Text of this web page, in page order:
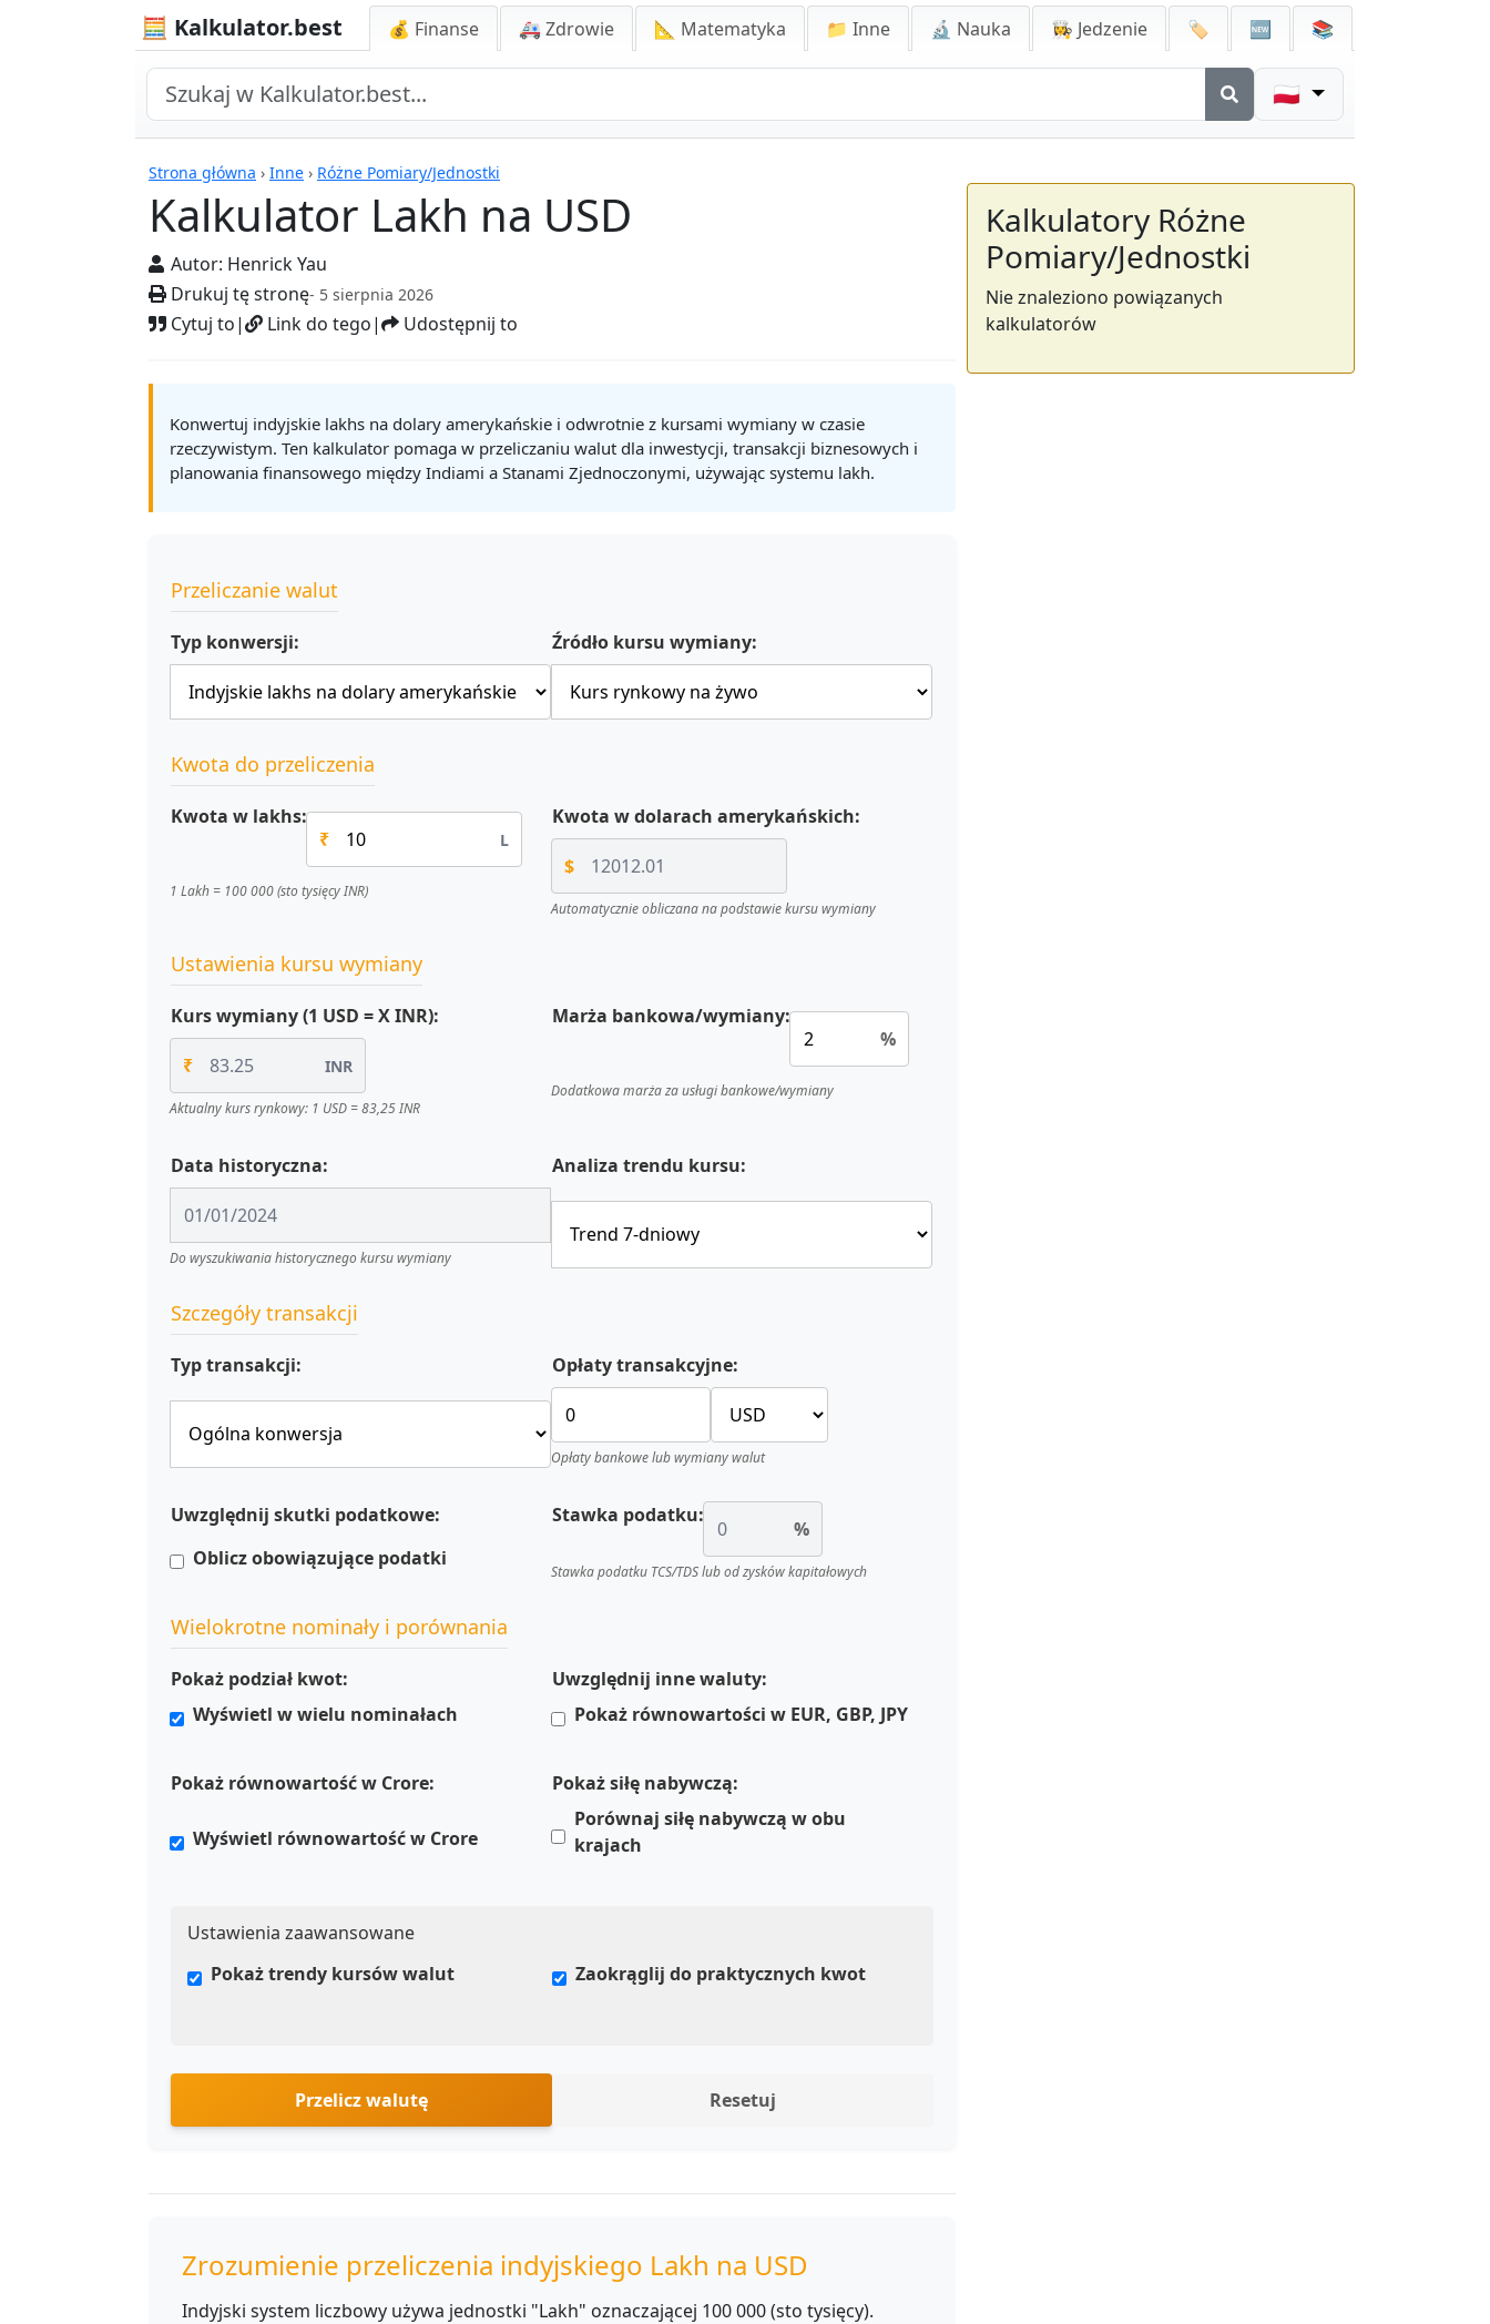
🧮 Kalkulator.best 💰 Finanse 🚑 Zdrowie 📐 Matematyka 📁 Inne 🔬 Nauka 👩‍🍳 Jedzenie 🏷️ 🆕 📚
🇵🇱
Strona główna › Inne › Różne Pomiary/Jednostki
Kalkulator Lakh na USD
Autor: Henrick Yau
Drukuj tę stronę- 5 sierpnia 2026
Cytuj to| Link do tego| Udostępnij to
Kalkulatory
Konwertuj indyjskie lakhs na dolary amerykańskie i odwrotnie z kursami wymiany w czasie
rzeczywistym. Ten kalkulator pomaga w przeliczaniu walut dla inwestycji, transakcji biznesowych i
planowania finansowego między Indiami a Stanami Zjednoczonymi, używając systemu lakh.
Przeliczanie walut
Typ konwersji: Źródło kursu wymiany:
Kwota do przeliczenia
Kwota w lakhs:
₹
L
1 Lakh = 100 000 (sto tysięcy INR)
Kwota w dolarach amerykańskich:
$
Automatycznie obliczana na podstawie kursu wymiany
Ustawienia kursu wymiany
Kurs wymiany (1 USD = X INR):
₹ INR
Aktualny kurs rynkowy: 1 USD = 83,25 INR
Marża bankowa/wymiany:
%
Dodatkowa marża za usługi bankowe/wymiany
Data historyczna:
Do wyszukiwania historycznego kursu wymiany
Analiza trendu kursu:
Szczegóły transakcji
Typ transakcji: Opłaty transakcyjne:
Opłaty bankowe lub wymiany walut
Uwzględnij skutki podatkowe:
Oblicz obowiązujące podatki
Stawka podatku:
%
Stawka podatku TCS/TDS lub od zysków kapitałowych
Wielokrotne nominały i porównania
Pokaż podział kwot:
Wyświetl w wielu nominałach
Uwzględnij inne waluty:
Pokaż równowartości w EUR, GBP, JPY
Pokaż równowartość w Crore:
Wyświetl równowartość w Crore
Pokaż siłę nabywczą:
Porównaj siłę nabywczą w obu
krajach
Ustawienia zaawansowane
Pokaż trendy kursów walut
Zaokrąglij do praktycznych kwot
Przelicz walutę Resetuj
Zrozumienie przeliczenia indyjskiego Lakh na USD
Indyjski system liczbowy używa jednostki "Lakh" oznaczającej 100 000 (sto tysięcy).
Kalkulatory Różne
Pomiary/Jednostki
Nie znaleziono powiązanych
kalkulatorów